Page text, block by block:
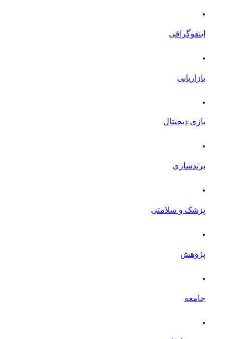
.
اینفوگرافی
.
بازاریابی
.
بازی دیجیتال
.
برندسازی
.
پزشک و سلامتی
.
پژوهش
.
جامعه
.